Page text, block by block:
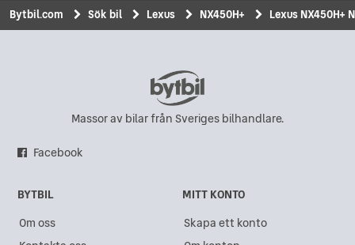
Bytbil.com Sök bil Lexus NX450H+ Lexus NX450H+
Massor av bilar från Sveriges bilhandlare.
Facebook
BYTBIL
Om oss
MITT KONTO
Skapa ett konto